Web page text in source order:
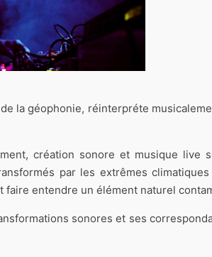
la géophonie, réinterpréte
création sonore et musique
par les extrêmes
faire entendre un élément naturel
sonores et ses